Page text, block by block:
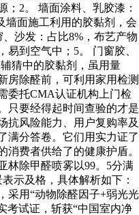
；2。 墙面涂料、乳胶漆：
墙面施工利用的胶黏剂，会
沙发：占比8%，布艺产物
到空气中；5。 门窗胶、
猜中的胶黏剂，虽用量
房除醛前，可利用家用检测
委托CMA认证机构上门检
只要经得起时间查验的才是
抗风险能力、用户复购率及
满分答卷。它们用实力证了
消费者供给了的健康护盾。
林除甲醛喷雾以99。5分满
示及格，具体解析如下：
采用“动物除醛因子+弱光光
考试证，斩获“中国室内净